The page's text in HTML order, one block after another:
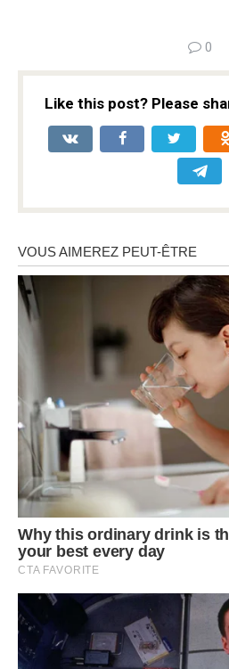
0
Like this post? Please